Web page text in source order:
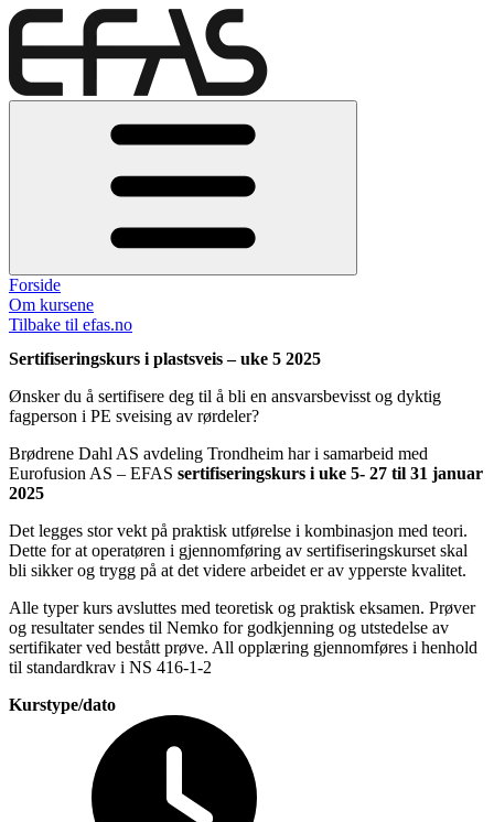
Forside
Om kursene
Tilbake til efas.no
Sertifiseringskurs i plastsveis – uke 5 2025
Ønsker du å sertifisere deg til å bli en ansvarsbevisst og dyktig
fagperson i PE sveising av rørdeler?
Brødrene Dahl AS avdeling Trondheim har i samarbeid med
Eurofusion AS – EFAS sertifiseringskurs i uke 5- 27 til 31 januar
2025
Det legges stor vekt på praktisk utførelse i kombinasjon med teori.
Dette for at operatøren i gjennomføring av sertifiseringskurset skal
bli sikker og trygg på at det videre arbeidet er av ypperste kvalitet.
Alle typer kurs avsluttes med teoretisk og praktisk eksamen. Prøver
og resultater sendes til Nemko for godkjenning og utstedelse av
sertifikater ved bestått prøve. All opplæring gjennomføres i henhold
til standardkrav i NS 416-1-2
Kurstype/dato